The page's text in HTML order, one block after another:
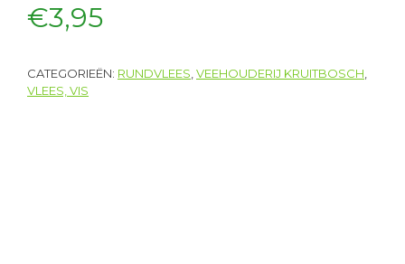
€3,95
CATEGORIEËN: RUNDVLEES,VEEHOUDERIJ KRUITBOSCH,
VLEES, VIS